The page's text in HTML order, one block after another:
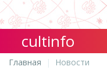
cultinfo
Главная Новости